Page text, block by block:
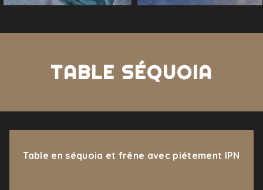
TABLE SÉQUOIA
Table en séquoia et frêne avec piétement IPN